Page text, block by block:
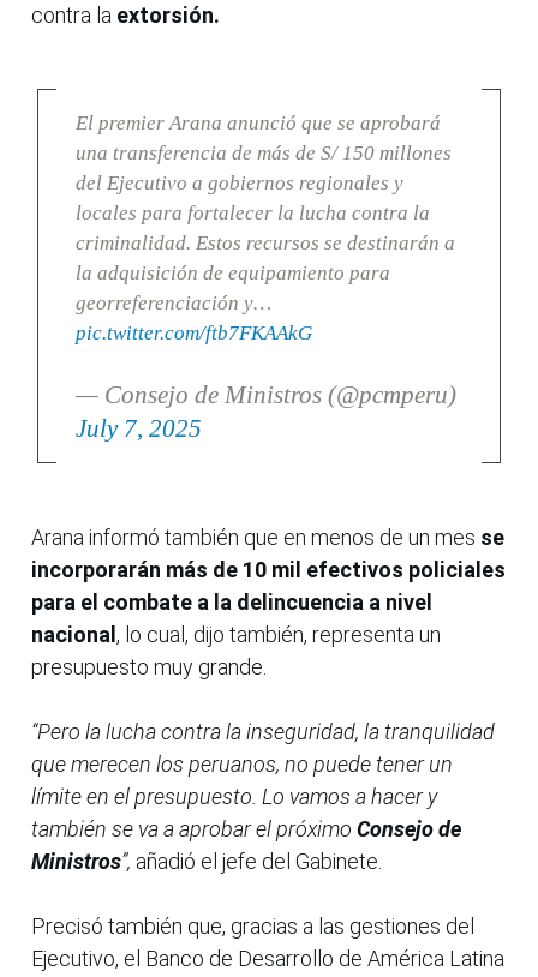
contra la extorsión.
El premier Arana anunció que se aprobará
una transferencia de más de S/ 150 millones
del Ejecutivo a gobiernos regionales y
locales para fortalecer la lucha contra la
criminalidad. Estos recursos se destinarán a
la adquisición de equipamiento para
georreferenciación y…
pic.twitter.com/ftb7FKAAkG
— Consejo de Ministros (@pcmperu)
July 7, 2025
Arana informó también que en menos de un mes se
incorporarán más de 10 mil efectivos policiales
para el combate a la delincuencia a nivel
nacional , lo cual, dijo también, representa un
presupuesto muy grande.
“Pero la lucha contra la inseguridad, la tranquilidad
que merecen los peruanos, no puede tener un
límite en el presupuesto. Lo vamos a hacer y
también se va a aprobar el próximo Consejo de
Ministros”, añadió el jefe del Gabinete.
Precisó también que, gracias a las gestiones del
Ejecutivo, el Banco de Desarrollo de América Latina